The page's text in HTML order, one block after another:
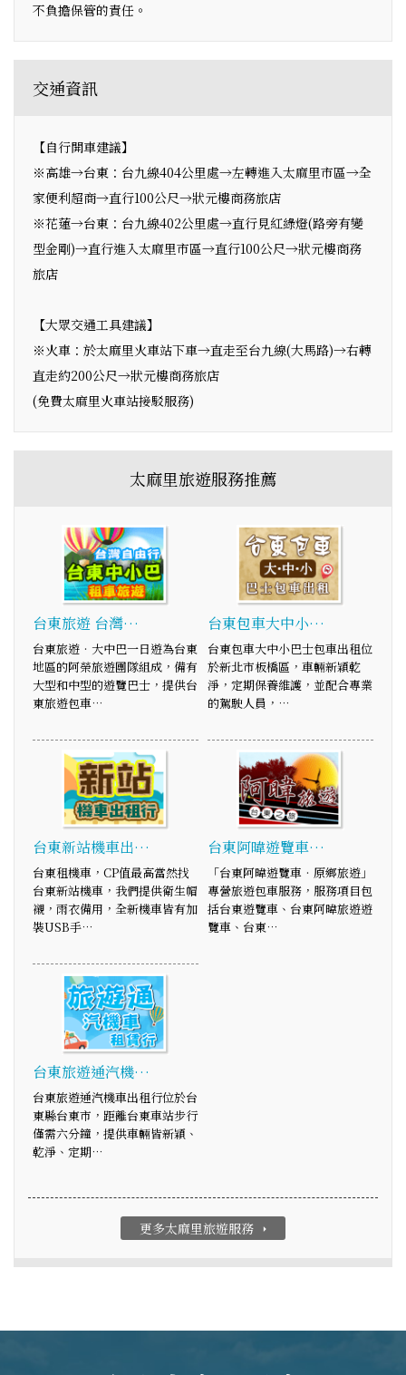
不負擔保管的責任。
交通資訊
【自行開車建議】
※高雄→台東：台九線404公里處→左轉進入太麻里市區→全
家便利超商→直行100公尺→狀元樓商務旅店
※花蓮→台東：台九線402公里處→直行見紅綠燈(路旁有變
型金剛)→直行進入太麻里市區→直行100公尺→狀元樓商務
旅店
【大眾交通工具建議】
※火車：於太麻里火車站下車→直走至台九線(大馬路)→右轉
直走約200公尺→狀元樓商務旅店
(免費太麻里火車站接駁服務)
太麻里旅遊服務推薦
台東旅遊 台灣…
台東旅遊‧大中巴一日遊為台東
地區的阿榮旅遊團隊組成，備有
大型和中型的遊覽巴士，提供台
東旅遊包車…
台東包車大中小…
台東包車大中小巴士包車出租位
於新北市板橋區，車輛新穎乾
淨，定期保養維護，並配合專業
的駕駛人員，…
台東新站機車出…
台東租機車，CP值最高當然找
台東新站機車，我們提供衛生帽
襯，雨衣備用，全新機車皆有加
裝USB手…
台東阿暐遊覽車…
「台東阿暐遊覽車‧原鄉旅遊」
專營旅遊包車服務，服務項目包
括台東遊覽車、台東阿暐旅遊遊
覽車、台東…
台東旅遊通汽機…
台東旅遊通汽機車出租行位於台
東縣台東市，距離台東車站步行
僅需六分鐘，提供車輛皆新穎、
乾淨、定期…
更多太麻里旅遊服務 arrow_right